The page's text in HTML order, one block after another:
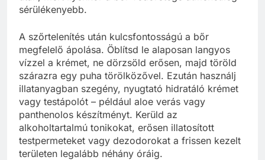
sérülékenyebb.
A szőrtelenítés után kulcsfontosságú a bőr
megfelelő ápolása. Öblítsd le alaposan langyos
vízzel a krémet, ne dörzsöld erősen, majd töröld
szárazra egy puha törölközővel. Ezután használj
illatanyagban szegény, nyugtató hidratáló krémet
vagy testápolót – például aloe verás vagy
panthenolos készítményt. Kerüld az
alkoholtartalmú tonikokat, erősen illatosított
testpermeteket vagy dezodorokat a frissen kezelt
területen legalább néhány óráig.